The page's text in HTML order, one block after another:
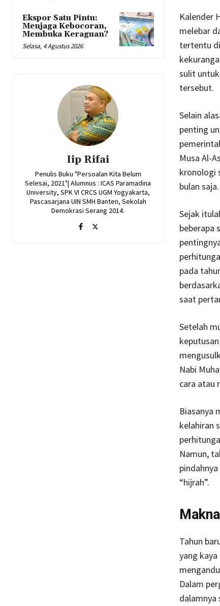
Ekspor Satu Pintu:
Menjaga Kebocoran,
Membuka Keraguan?
Selasa, 4 Agustus 2026
Iip Rifai
Penulis Buku "Persoalan Kita Belum
Selesai, 2021"| Alumnus : ICAS Paramadina
University, SPK VI CRCS UGM Yogyakarta,
Pascasarjana UIN SMH Banten, Sekolah
Demokrasi Serang 2014.
Kalender
melebar
tertentu
sulit
tersebut.
Selain
penting
Musa Al-
kronologi
bulan saja.
Sejak
beberapa
pada
saat
Setelah
Nabi
cara atau
Biasanya
kelahiran
Namun,
“hijrah”.
Tahun
yang
Dalam
dalamnya